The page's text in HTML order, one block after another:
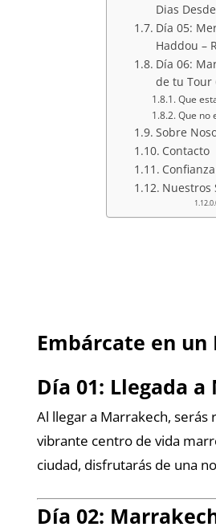
Dias
Día 05:
Haddou –
Día 06:
de tu Tour
Que
Que no
Sobre
Contacto
Nuestros
Embárcate en
Día 01: Llegada
Al llegar a Marrakech,
vibrante centro de vida
ciudad, disfrutarás de una
Día 02: